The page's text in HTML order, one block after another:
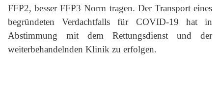
FFP2, besser FFP3 Norm tragen. Der Transport eines
begründeten Verdachtfalls für COVID-19 hat in
Abstimmung mit dem Rettungsdienst und der
weiterbehandelnden Klinik zu erfolgen.